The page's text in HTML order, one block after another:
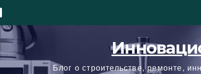
Блог о строительстве, ремонте,